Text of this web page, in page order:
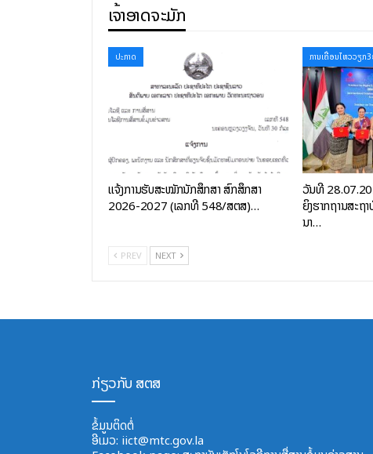
ເຈົ້າອາດຈະມັກ
ປະກາດ
ແຈ້ງການຮັບສະໝັກນັກສຶກສາ ສົກສຶກສາ
2026-2027 (ເລກທີ 548/ສຕສ)…
ການເຄື່ອນໄຫວວຽກ
ວັນທີ
ຍິງຮາກຖານສະຖ
ນາ…
PREV NEXT
ກ່ຽວກັບ ສຕສ
ຂໍ້ມູນຕິດຕໍ່
ອີ​ເມວ: iict@mtc.gov.la